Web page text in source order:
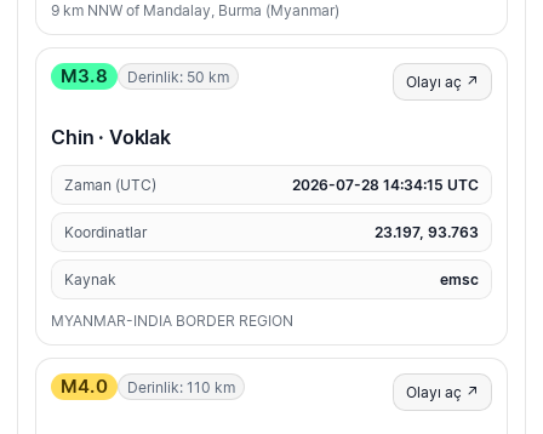
9 km NNW of Mandalay, Burma (Myanmar)
M3.8 Derinlik: 50 km Olayı aç ↗
Chin · Voklak
Zaman (UTC) 2026-07-28 14:34:15 UTC
Koordinatlar 23.197, 93.763
Kaynak emsc
MYANMAR-INDIA BORDER REGION
M4.0 Derinlik: 110 km Olayı aç ↗